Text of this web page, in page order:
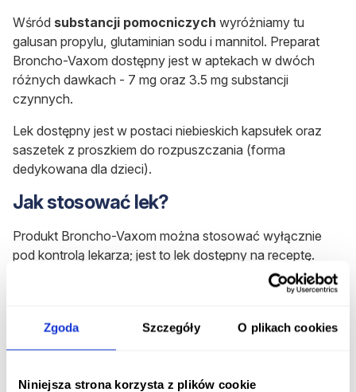
Zgoda Szczegóły O plikach cookies
Niniejsza strona korzysta z plików cookie
Wśród substancji pomocniczych wyróżniamy tu
galusan propylu, glutaminian sodu i mannitol. Preparat
Broncho-Vaxom dostępny jest w aptekach w dwóch
różnych dawkach - 7 mg oraz 3.5 mg substancji
czynnych.
Lek dostępny jest w postaci niebieskich kapsułek oraz
saszetek z proszkiem do rozpuszczania (forma
dedykowana dla dzieci).
Jak stosować lek?
Produkt Broncho-Vaxom można stosować wyłącznie
pod kontrolą lekarza; jest to lek dostępny na receptę.
doustnie, na czczo.
trudności z połykaniem, można zastosować lek w
czym zamieszać i wypić. Roztwór należy wypić w